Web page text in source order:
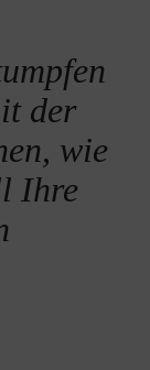
der
wie
Ihre